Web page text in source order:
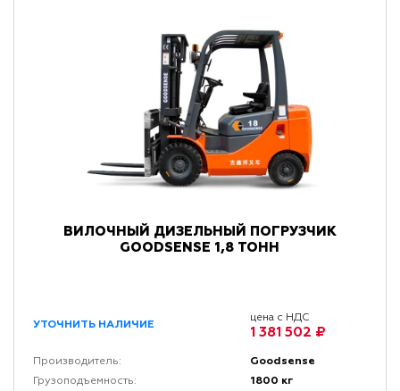
ВИЛОЧНЫЙ ДИЗЕЛЬНЫЙ ПОГРУЗЧИК
GOODSENSE 1,8 ТОНН
УТОЧНИТЬ НАЛИЧИЕ
цена с НДС
1 381 502 ₽
Производитель: Goodsense
Грузоподъемность: 1800 кг